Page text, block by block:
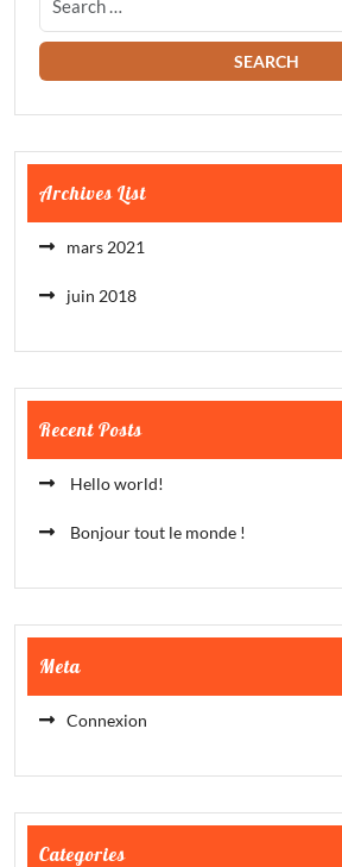
Archives List
mars 2021
juin 2018
Recent Posts
Hello world!
Bonjour tout le monde !
Meta
Connexion
Categories